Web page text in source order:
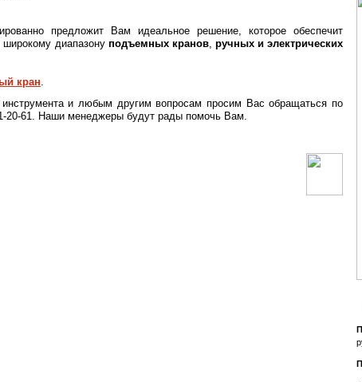
предложит Вам идеальное решение, которое обеспечит
широкому диапазону подъемных кранов, ручных и электрических
кран.
и любым другим вопросам просим Вас обращаться по
20-61. Наши менеджеры будут рады помочь Вам.